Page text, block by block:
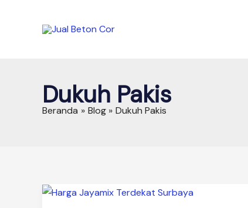
Dukuh Pakis
Beranda Blog Dukuh Pakis